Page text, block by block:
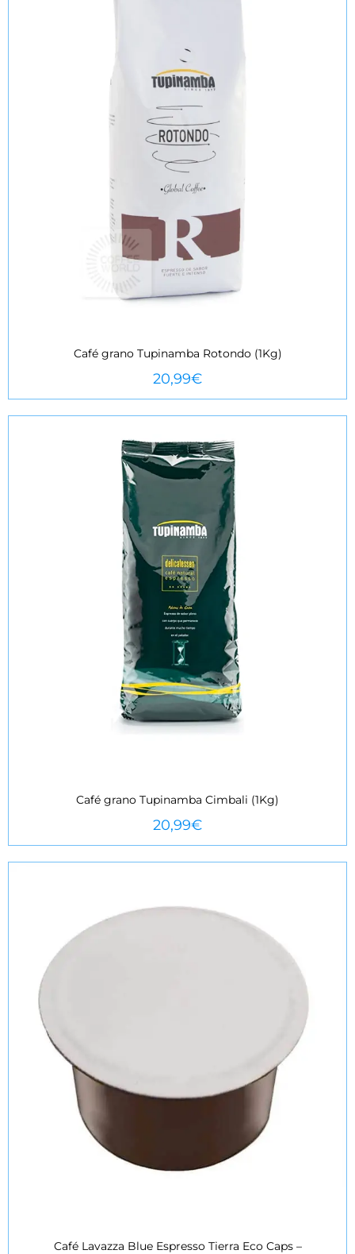
VEURE MÉS
Café grano Tupinamba Rotondo (1Kg)
20,99€
VEURE MÉS
Café grano Tupinamba Cimbali (1Kg)
20,99€
Café Lavazza Blue Espresso Tierra Eco Caps –